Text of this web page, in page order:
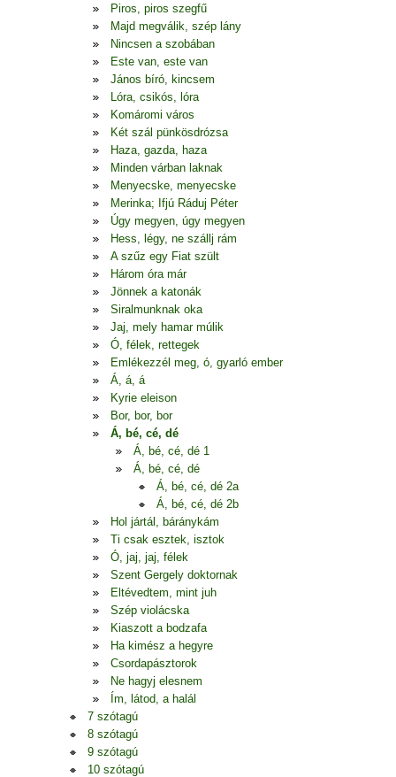
Piros, piros szegfű
Majd megválik, szép lány
Nincsen a szobában
Este van, este van
János bíró, kincsem
Lóra, csikós, lóra
Komáromi város
Két szál pünkösdrózsa
Haza, gazda, haza
Minden várban laknak
Menyecske, menyecske
Merinka; Ifjú Ráduj Péter
Úgy megyen, úgy megyen
Hess, légy, ne szállj rám
A szűz egy Fiat szült
Három óra már
Jönnek a katonák
Siralmunknak oka
Jaj, mely hamar múlik
Ó, félek, rettegek
Emlékezzél meg, ó, gyarló ember
Á, á, á
Kyrie eleison
Bor, bor, bor
Á, bé, cé, dé
Á, bé, cé, dé 1
Á, bé, cé, dé
Á, bé, cé, dé 2a
Á, bé, cé, dé 2b
Hol jártál, báránykám
Ti csak esztek, isztok
Ó, jaj, jaj, félek
Szent Gergely doktornak
Eltévedtem, mint juh
Szép violácska
Kiaszott a bodzafa
Ha kimész a hegyre
Csordapásztorok
Ne hagyj elesnem
Ím, látod, a halál
7 szótagú
8 szótagú
9 szótagú
10 szótagú